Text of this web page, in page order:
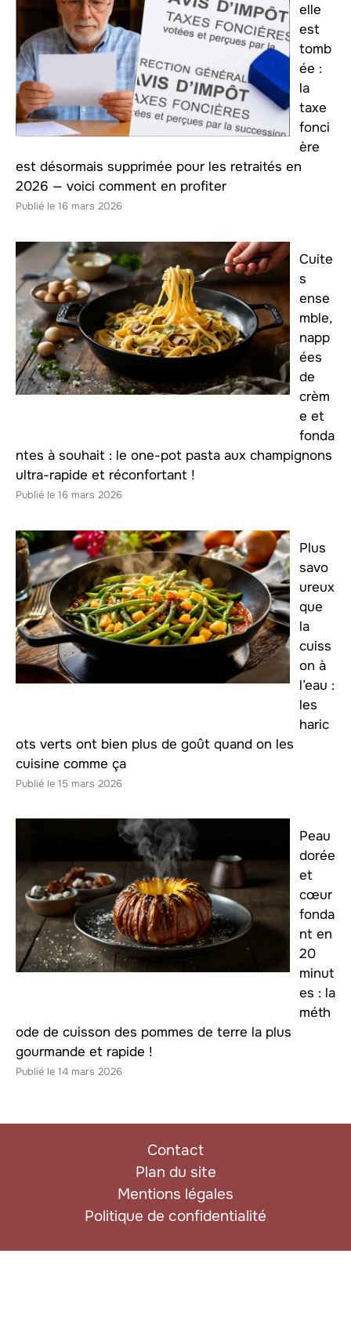
elle
est
tomb
ée :
la
taxe
fonci
ère
est désormais supprimée pour les retraités en
2026 — voici comment en profiter
16 mars 2026
Cuite
s
ense
mble,
napp
ées
de
crèm
e et
fonda
ntes à souhait : le one-pot pasta aux champignons
ultra-rapide et réconfortant !
16 mars 2026
Plus
savo
ureux
que
la
cuiss
on à
l’eau :
les
haric
ots verts ont bien plus de goût quand on les
cuisine comme ça
15 mars 2026
Peau
dorée
et
cœur
fonda
nt en
20
minut
es : la
méth
ode de cuisson des pommes de terre la plus
gourmande et rapide !
14 mars 2026
Contact
Plan du site
Mentions légales
Politique de confidentialité